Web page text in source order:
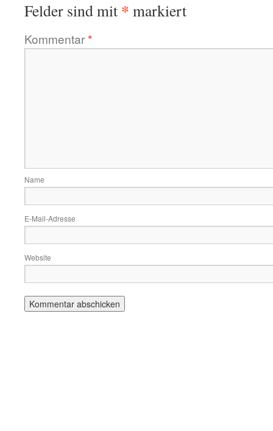
Felder sind mit * markiert
Kommentar*
Name
E-Mail-Adresse
Website